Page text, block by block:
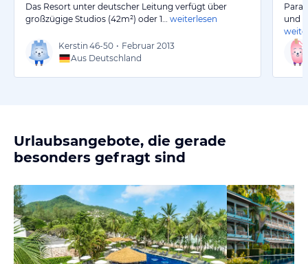
Das Resort unter deutscher Leitung verfügt über
großzügige Studios (42m²) oder 1…
weiterlesen
Kerstin 46-50 • Februar 2013
Aus Deutschland
und
Urlaubsangebote, die gerade
besonders gefragt sind